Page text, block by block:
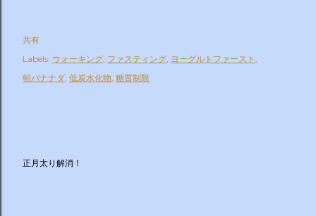
共有
Labels: ウォーキング ファスティング ヨーグルトファースト
朝バナナダ 低炭水化物 糖質制限
正月太り解消！